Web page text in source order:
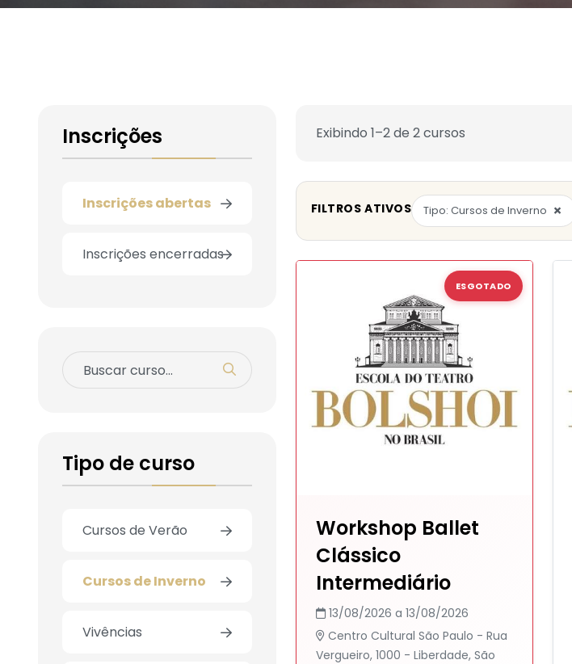
Exibindo 1–2 de 2 cursos
FILTROS ATIVOS Tipo: Cursos de Inverno ×
ESGOTADO
Workshop Ballet
Clássico
Intermediário
13/08/2026 a 13/08/2026
Centro Cultural São Paulo - Rua
Vergueiro, 1000 - Liberdade, São
Inscrições
Inscrições abertas
Inscrições encerradas
Tipo de curso
Cursos de Verão
Cursos de Inverno
Vivências